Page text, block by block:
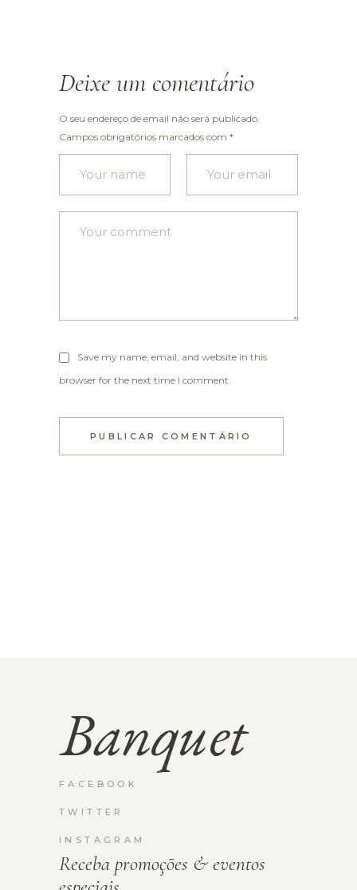
Deixe um comentário
O seu endereço de email não será publicado.
Campos obrigatórios marcados com *
Save my name, email, and website in this
browser for the next time I comment.
FACEBOOK
TWITTER
INSTAGRAM
Receba promoções & eventos